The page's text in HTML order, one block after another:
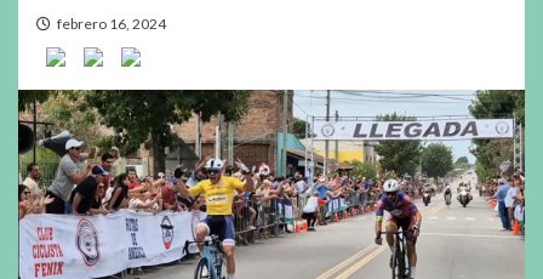
febrero 16, 2024